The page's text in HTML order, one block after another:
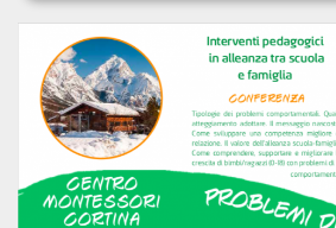
Necessari Marketing
I cookie strettamente necessari o tecnici sono
indispensabili al funzionamento del sito. I
servizi qui presenti non potranno funzionare
senza.
Nome
Provider /
Dominio